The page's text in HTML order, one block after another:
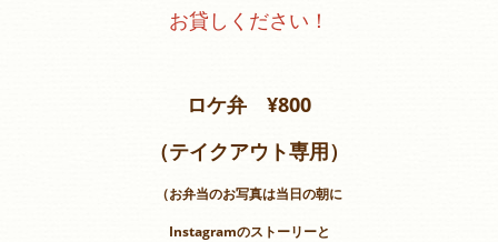
お貸しください！
ロケ弁 ¥800
（テイクアウト専用）
（お弁当のお写真は当日の朝に
Instagramのストーリーと